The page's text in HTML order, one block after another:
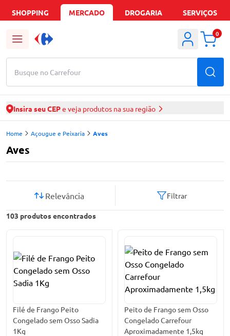
SHOPPING MERCADO DROGARIA SERVIÇOS
Busque no Carrefour
0
Insira seu CEPe veja produtos na sua região
Home Açougue e Peixaria Aves
Aves
103 produtos encontrados
Relevância Filtrar
Filé de Frango Peito
Congelado sem Osso Sadia
1Kg
Peito de Frango sem Osso
Congelado Carrefour
Aproximadamente 1,5kg